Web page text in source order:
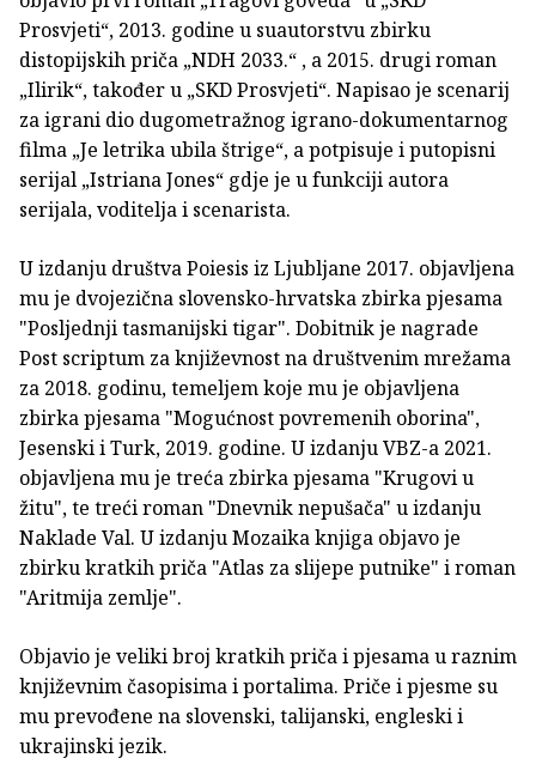
Prosvjeti“, 2013. godine u suautorstvu zbirku
distopijskih priča „NDH 2033.“ , a 2015. drugi roman
„Ilirik“, također u „SKD Prosvjeti“. Napisao je scenarij
za igrani dio dugometražnog igrano-dokumentarnog
filma „Je letrika ubila štrige“, a potpisuje i putopisni
serijal „Istriana Jones“ gdje je u funkciji autora
serijala, voditelja i scenarista.
U izdanju društva Poiesis iz Ljubljane 2017. objavljena
mu je dvojezična slovensko-hrvatska zbirka pjesama
"Posljednji tasmanijski tigar". Dobitnik je nagrade
Post scriptum za književnost na društvenim mrežama
za 2018. godinu, temeljem koje mu je objavljena
zbirka pjesama "Mogućnost povremenih oborina",
Jesenski i Turk, 2019. godine. U izdanju VBZ-a 2021.
objavljena mu je treća zbirka pjesama "Krugovi u
žitu", te treći roman "Dnevnik nepušača" u izdanju
Naklade Val. U izdanju Mozaika knjiga objavo je
zbirku kratkih priča "Atlas za slijepe putnike" i roman
"Aritmija zemlje".
Objavio je veliki broj kratkih priča i pjesama u raznim
književnim časopisima i portalima. Priče i pjesme su
mu prevođene na slovenski, talijanski, engleski i
ukrajinski jezik.